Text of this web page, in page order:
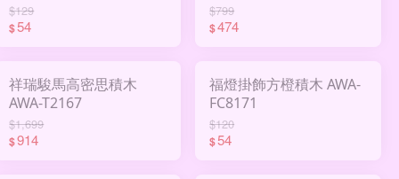
$129
$54
$799
$474
祥瑞駿馬高密思積木
AWA-T2167
$1,699
$914
福燈掛飾方橙積木 AWA-
FC8171
$120
$54